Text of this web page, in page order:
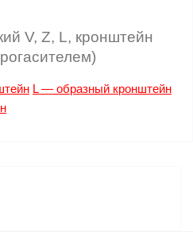
V, Z, L, кронштейн
L — образный кронштейн